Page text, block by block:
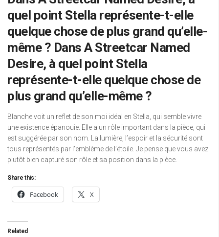
quel point Stella représente-t-elle
quelque chose de plus grand qu’elle-
même ? Dans A Streetcar Named
Desire, à quel point Stella
représente-t-elle quelque chose de
plus grand qu’elle-même ?
Blanche voit un reflet de son moi idéal en Stella, qui semble vivre
une existence épanouie. Elle a un rôle important dans la pièce, qui
est suggérée par son nom. La lumière, l’espoir et la sécurité sont
tous représentés par l’emblème de l’étoile. Je pense que vous avez
plutôt bien capturé son rôle et sa position dans la pièce.
Share this:
Facebook X
Related